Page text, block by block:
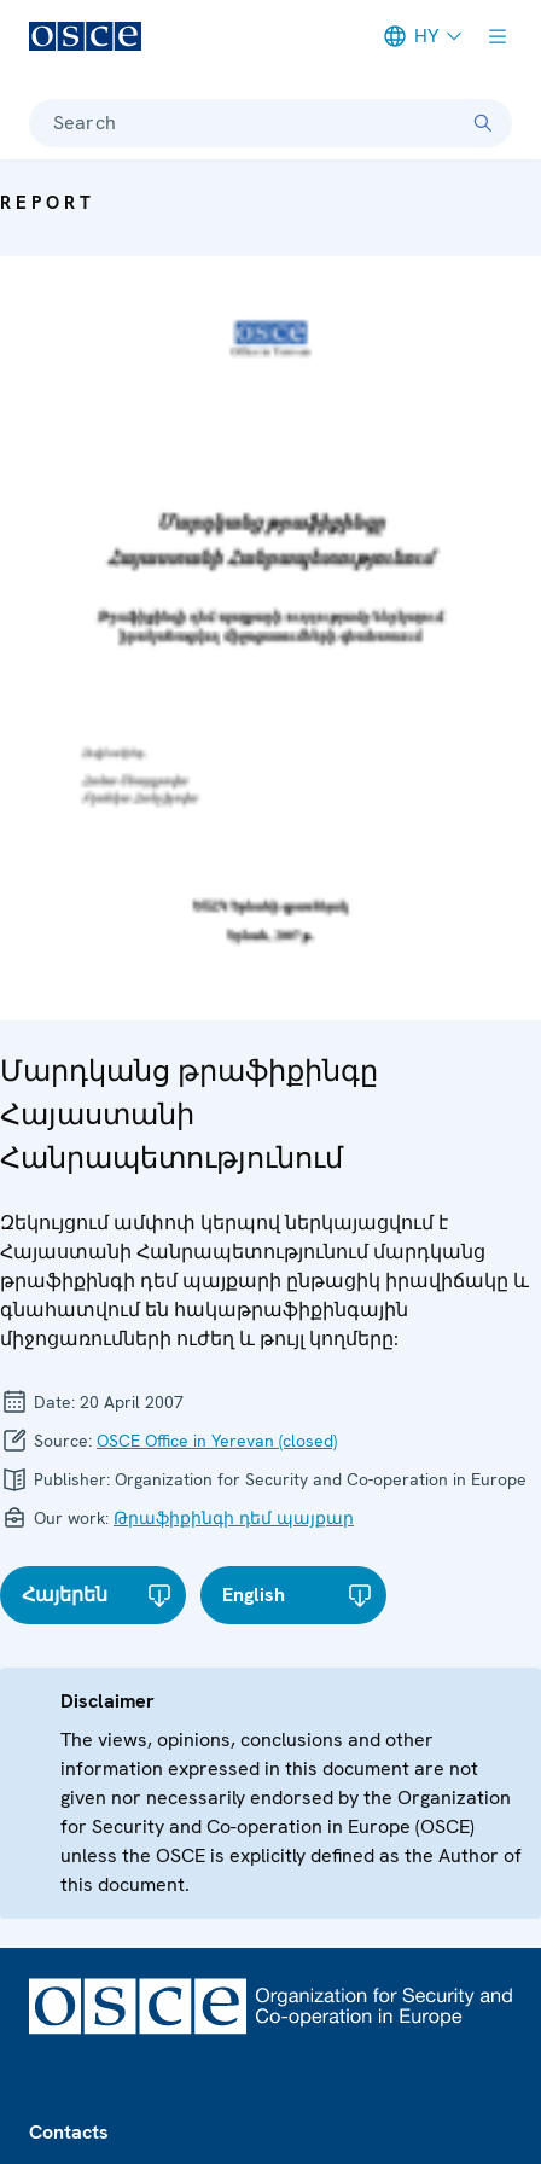
HY
Search
REPORT
Մարդկանց թրաֆիքինգը
Հայաստանի
Հանրապետությունում
Զեկույցում ամփոփ կերպով ներկայացվում է
Հայաստանի Հանրապետությունում մարդկանց
թրաֆիքինգի դեմ պայքարի ընթացիկ իրավիճակը և
գնահատվում են հակաթրաֆիքինգային
միջոցառումների ուժեղ և թույլ կողմերը:
Date: 20 April 2007
Source: OSCE Office in Yerevan (closed)
Publisher: Organization for Security and Co-operation in Europe
Our work: Թրաֆիքինգի դեմ պայքար
Հայերեն English
Disclaimer
The views, opinions, conclusions and other
information expressed in this document are not
given nor necessarily endorsed by the Organization
for Security and Co-operation in Europe (OSCE)
unless the OSCE is explicitly defined as the Author of
this document.
Contacts